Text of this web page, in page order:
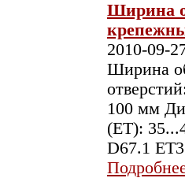
Ширина
2010-09-
Ширина
100 мм
(ET):
D67.1